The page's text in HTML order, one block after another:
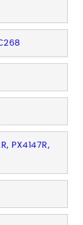
PX4147R,